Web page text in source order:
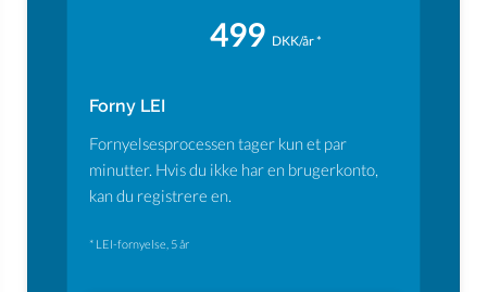
499 DKK/år *
Forny LEI
Fornyelsesprocessen tager kun et par
minutter. Hvis du ikke har en brugerkonto,
kan du registrere en.
* LEI-fornyelse, 5 år